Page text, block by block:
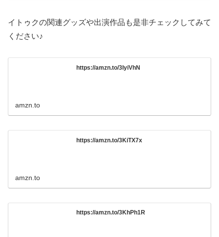
イトゥクの関連グッズや出演作品も是非チェックしてみて
ください♪
https://amzn.to/3IyiVhN
amzn.to
https://amzn.to/3KiTX7x
amzn.to
https://amzn.to/3KhPh1R